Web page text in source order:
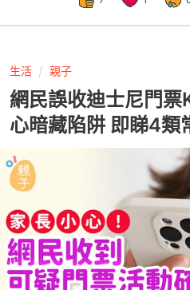
生活 親子
網民誤收迪士尼門
心暗藏陷阱 即睇4類